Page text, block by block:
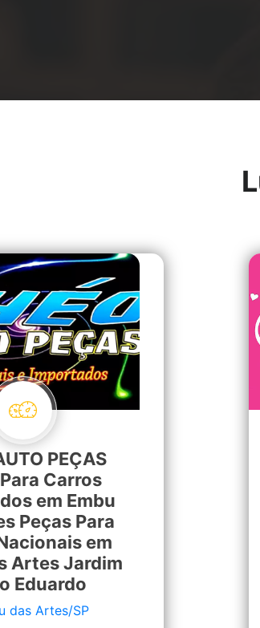
PEÇAS
Carros
em Embu
Peças Para
em
Artes Jardim
Eduardo
das Artes/SP